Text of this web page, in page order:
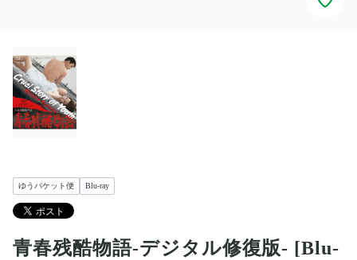
ゆうパケット便 Blu-ray
青春残酷物語-デジタル修復版- [Blu-